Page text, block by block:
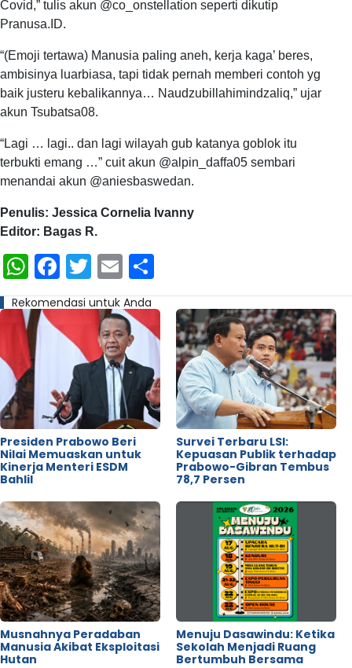
Covid,” tulis akun @co_onstellation seperti dikutip
Pranusa.ID.
“(Emoji tertawa) Manusia paling aneh, kerja kaga’ beres,
ambisinya luarbiasa, tapi tidak pernah memberi contoh yg
baik justeru kebalikannya… Naudzubillahimindzaliq,” ujar
akun Tsubatsa08.
“Lagi … lagi.. dan lagi wilayah gub katanya goblok itu
terbukti emang …” cuit akun @alpin_daffa05 sembari
menandai akun @aniesbaswedan.
Penulis: Jessica Cornelia Ivanny
Editor: Bagas R.
WhatsApp
Facebook
Twitter
Email
Rekomendasi untuk Anda
Presiden Prabowo Beri
Nilai Memuaskan untuk
Kinerja Menteri ESDM
Bahlil
Survei Terbaru LSI:
Kepuasan Publik terhadap
Prabowo-Gibran Tembus
78,7 Persen
Musnahnya Peradaban
Manusia Akibat Eksploitasi
Hutan
Menuju Dasawindu: Ketika
Sekolah Menjadi Ruang
Bertumbuh Bersama